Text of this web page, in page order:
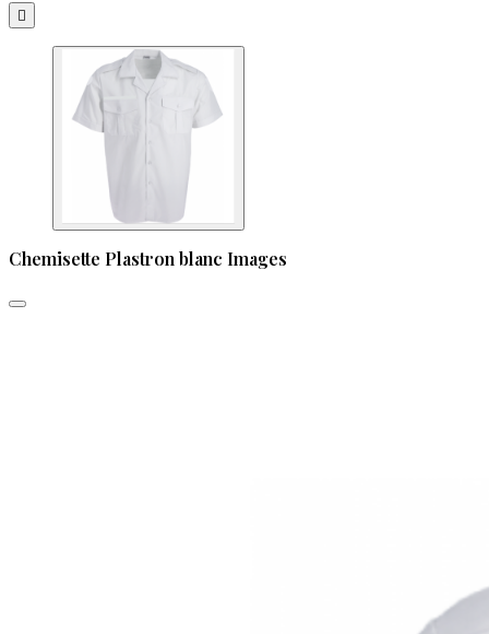

Chemisette Plastron blanc Images